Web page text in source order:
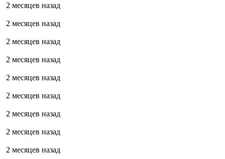
2 месяцев назад
2 месяцев назад
2 месяцев назад
2 месяцев назад
2 месяцев назад
2 месяцев назад
2 месяцев назад
2 месяцев назад
2 месяцев назад